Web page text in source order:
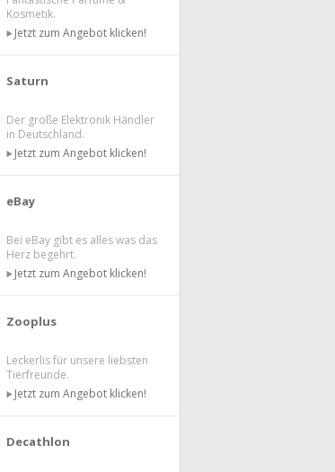
Kosmetik.
Jetzt zum Angebot klicken!
Saturn
Der große Elektronik Händler
in Deutschland.
Jetzt zum Angebot klicken!
eBay
Bei eBay gibt es alles was das
Herz begehrt.
Jetzt zum Angebot klicken!
Zooplus
Leckerlis für unsere liebsten
Tierfreunde.
Jetzt zum Angebot klicken!
Decathlon